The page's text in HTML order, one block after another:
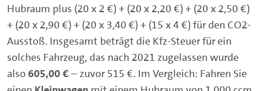
Hubraum plus (20 x 2 €) + (20 x 2,20 €) + (20 x 2,50 €)
+ (20 x 2,90 €) + (20 x 3,40 €) + (15 x 4 €) für den CO2-
Ausstoß. Insgesamt beträgt die Kfz-Steuer für ein
solches Fahrzeug, das nach 2021 zugelassen wurde
also 605,00 € – zuvor 515 €. Im Vergleich: Fahren Sie